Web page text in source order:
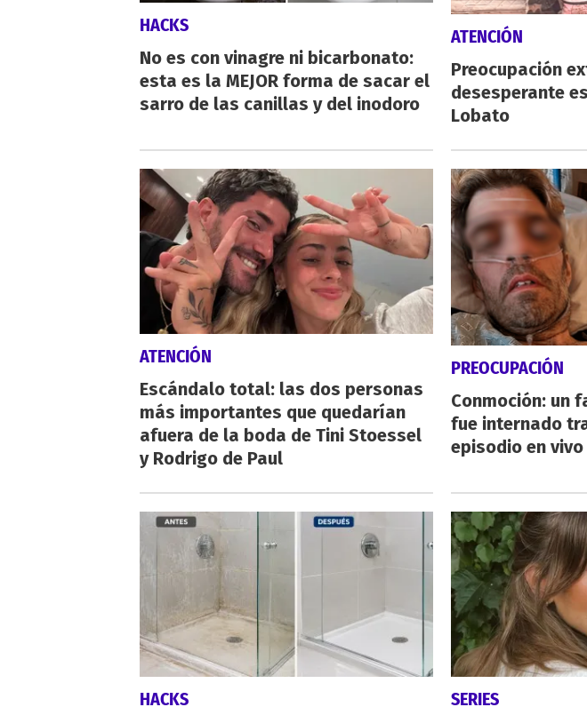
HACKS
No es con vinagre ni bicarbonato:
esta es la MEJOR forma de sacar el
sarro de las canillas y del inodoro
ATENCIÓN
Preocupación
desesperante
Lobato
ATENCIÓN
Escándalo total: las dos personas
más importantes que quedarían
afuera de la boda de Tini Stoessel
y Rodrigo de Paul
PREOCUPACIÓN
Conmoción: un
fue internado
episodio en vivo
HACKS SERIES